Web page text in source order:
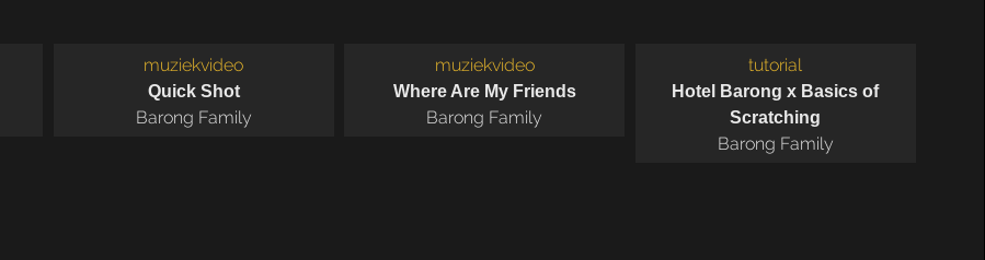
muziekvideo
Quick Shot
Barong Family
muziekvideo
Where Are My Friends
Barong Family
tutorial
Hotel Barong x Basics of
Scratching
Barong Family